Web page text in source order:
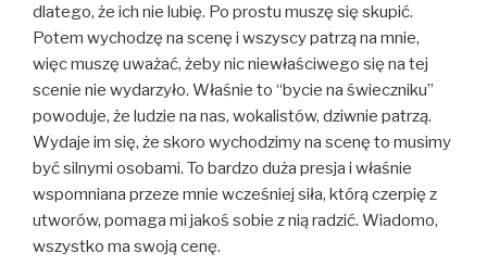
dlatego, że ich nie lubię. Po prostu muszę się skupić.
Potem wychodzę na scenę i wszyscy patrzą na mnie,
więc muszę uważać, żeby nic niewłaściwego się na tej
scenie nie wydarzyło. Właśnie to “bycie na świeczniku”
powoduje, że ludzie na nas, wokalistów, dziwnie patrzą.
Wydaje im się, że skoro wychodzimy na scenę to musimy
być silnymi osobami. To bardzo duża presja i właśnie
wspomniana przeze mnie wcześniej siła, którą czerpię z
utworów, pomaga mi jakoś sobie z nią radzić. Wiadomo,
wszystko ma swoją cenę.